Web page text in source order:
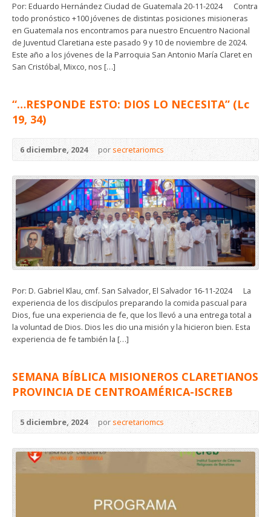
Por: Eduardo Hernández Ciudad de Guatemala 20-11-2024 Contra
todo pronóstico +100 jóvenes de distintas posiciones misioneras
en Guatemala nos encontramos para nuestro Encuentro Nacional
de Juventud Claretiana este pasado 9 y 10 de noviembre de 2024.
Este año a los jóvenes de la Parroquia San Antonio María Claret en
San Cristóbal, Mixco, nos […]
“…RESPONDE ESTO: DIOS LO NECESITA” (Lc
19, 34)
6 diciembre, 2024 porsecretariomcs
Por: D. Gabriel Klau, cmf. San Salvador, El Salvador 16-11-2024 La
experiencia de los discípulos preparando la comida pascual para
Dios, fue una experiencia de fe, que los llevó a una entrega total a
la voluntad de Dios. Dios les dio una misión y la hicieron bien. Esta
experiencia de fe también la […]
SEMANA BÍBLICA MISIONEROS CLARETIANOS
PROVINCIA DE CENTROAMÉRICA-ISCREB
5 diciembre, 2024 porsecretariomcs